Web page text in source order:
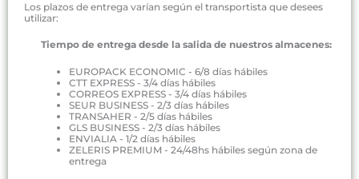
Los plazos de entrega varían según el transportista que desees
utilizar:
Tiempo de entrega desde la salida de nuestros almacenes:
EUROPACK ECONOMIC - 6/8 días hábiles
CTT EXPRESS - 3/4 días hábiles
CORREOS EXPRESS - 3/4 días hábiles
SEUR BUSINESS - 2/3 días hábiles
TRANSAHER - 2/5 días hábiles
GLS BUSINESS - 2/3 días hábiles
ENVIALIA - 1/2 días hábiles
ZELERIS PREMIUM - 24/48hs hábiles según zona de
entrega